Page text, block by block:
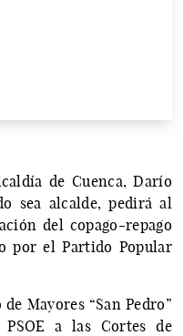
de Cuenca, Darío
sea alcalde, pedirá al
del copago-repago
por el Partido Popular
Mayores “San Pedro”
a las Cortes de